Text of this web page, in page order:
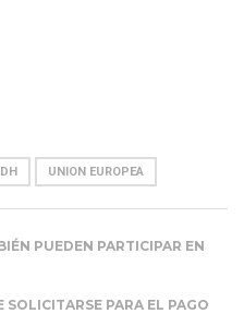
UNION EUROPEA
PUEDEN PARTICIPAR EN
PARA EL PAGO